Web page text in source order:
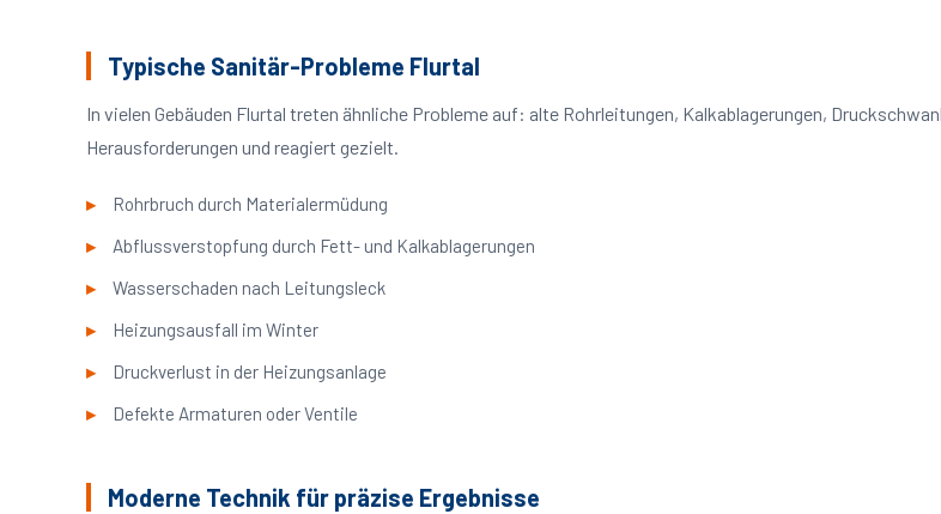
Typische Sanitär-Probleme Flurtal
In vielen Gebäuden Flurtal treten ähnliche Probleme auf: alte Rohrleitungen, Kalkablagerungen,
Herausforderungen und reagiert gezielt.
Rohrbruch durch Materialermüdung
Abflussverstopfung durch Fett- und Kalkablagerungen
Wasserschaden nach Leitungsleck
Heizungsausfall im Winter
Druckverlust in der Heizungsanlage
Defekte Armaturen oder Ventile
Moderne Technik für präzise Ergebnisse